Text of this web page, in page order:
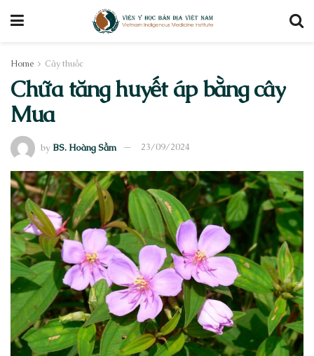
Home Cây thuốc
Chữa tăng huyết áp bằng cây
Mua
by BS. Hoàng Sầm 23/09/2024